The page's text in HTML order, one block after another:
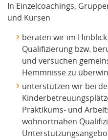
In Einzelcoachings,
und Kursen
beraten wir im
Qualifizierung bzw.
und versuchen
Hemmnisse zu
unterstützen wir bei
Praktikums- und
wohnortnahen